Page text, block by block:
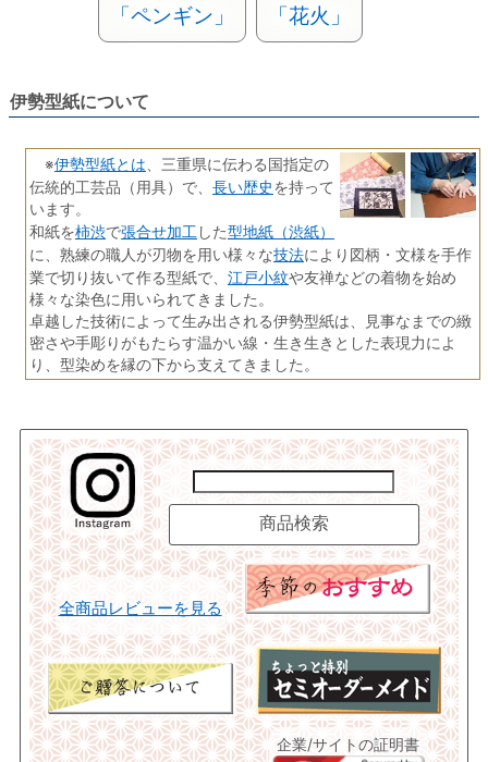
「ペンギン」 「花火」
伊勢型紙について
※伊勢型紙とは 、三重県に伝わる国指定の
伝統的工芸品（用具）で、 長い歴史を持って
います。
和紙を柿渋で張合せ加工 した型地紙（渋紙）
に、熟練の職人が刃物を用い様々な技法により図柄・文様を手作
業で切り抜いて作る型紙で、 江戸小紋や友禅などの着物を始め
様々な染色に用いられてきました。
卓越した技術によって生み出される伊勢型紙は、見事なまでの緻
密さや手彫りがもたらす温かい線・生き生きとした表現力によ
り、型染めを縁の下から支えてきました。
全商品レビューを見る
企業/サイトの証明書